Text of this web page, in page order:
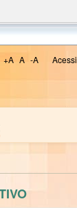
+A A -A